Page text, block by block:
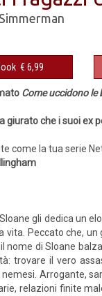
€ 6,99
Come uccidono le
giurato che i suoi ex
come la tua serie
gli dedica un
Peccato che,
nome di Sloane
trovare il vero
Arrogante,
relazioni finite